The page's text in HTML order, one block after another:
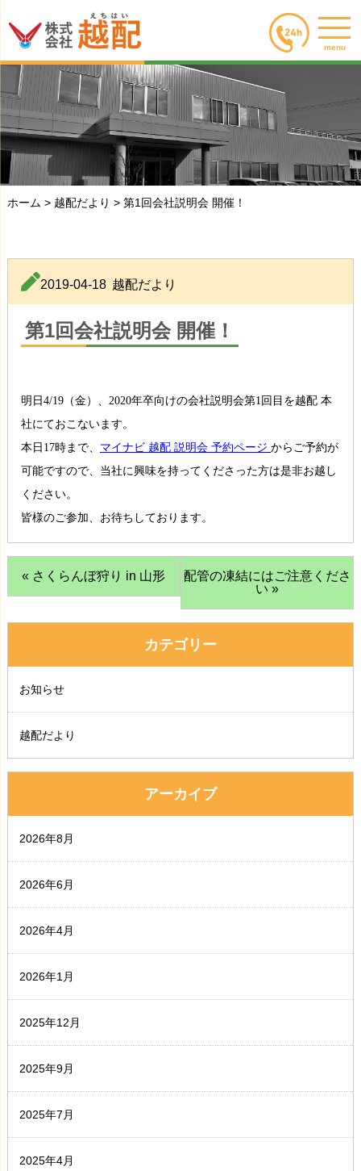
menu
ホーム > 越配だより > 第1回会社説明会 開催！
2019-04-18 越配だより
第1回会社説明会 開催！
明日4/19（金）、2020年卒向けの会社説明会第1回目を越配 本
社にておこないます。
本日17時まで、 マイナビ 越配 説明会 予約ページ からご予約が
可能ですので、当社に興味を持ってくださった方は是非お越し
ください。
皆様のご参加、お待ちしております。
« さくらんぼ狩り in 山形
配管の凍結にはご注意くださ
い »
カテゴリー
お知らせ
越配だより
アーカイブ
2026年8月
2026年6月
2026年4月
2026年1月
2025年12月
2025年9月
2025年7月
2025年4月